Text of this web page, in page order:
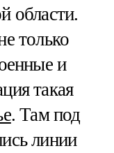
области.
только
и
такая
. Там под
линии